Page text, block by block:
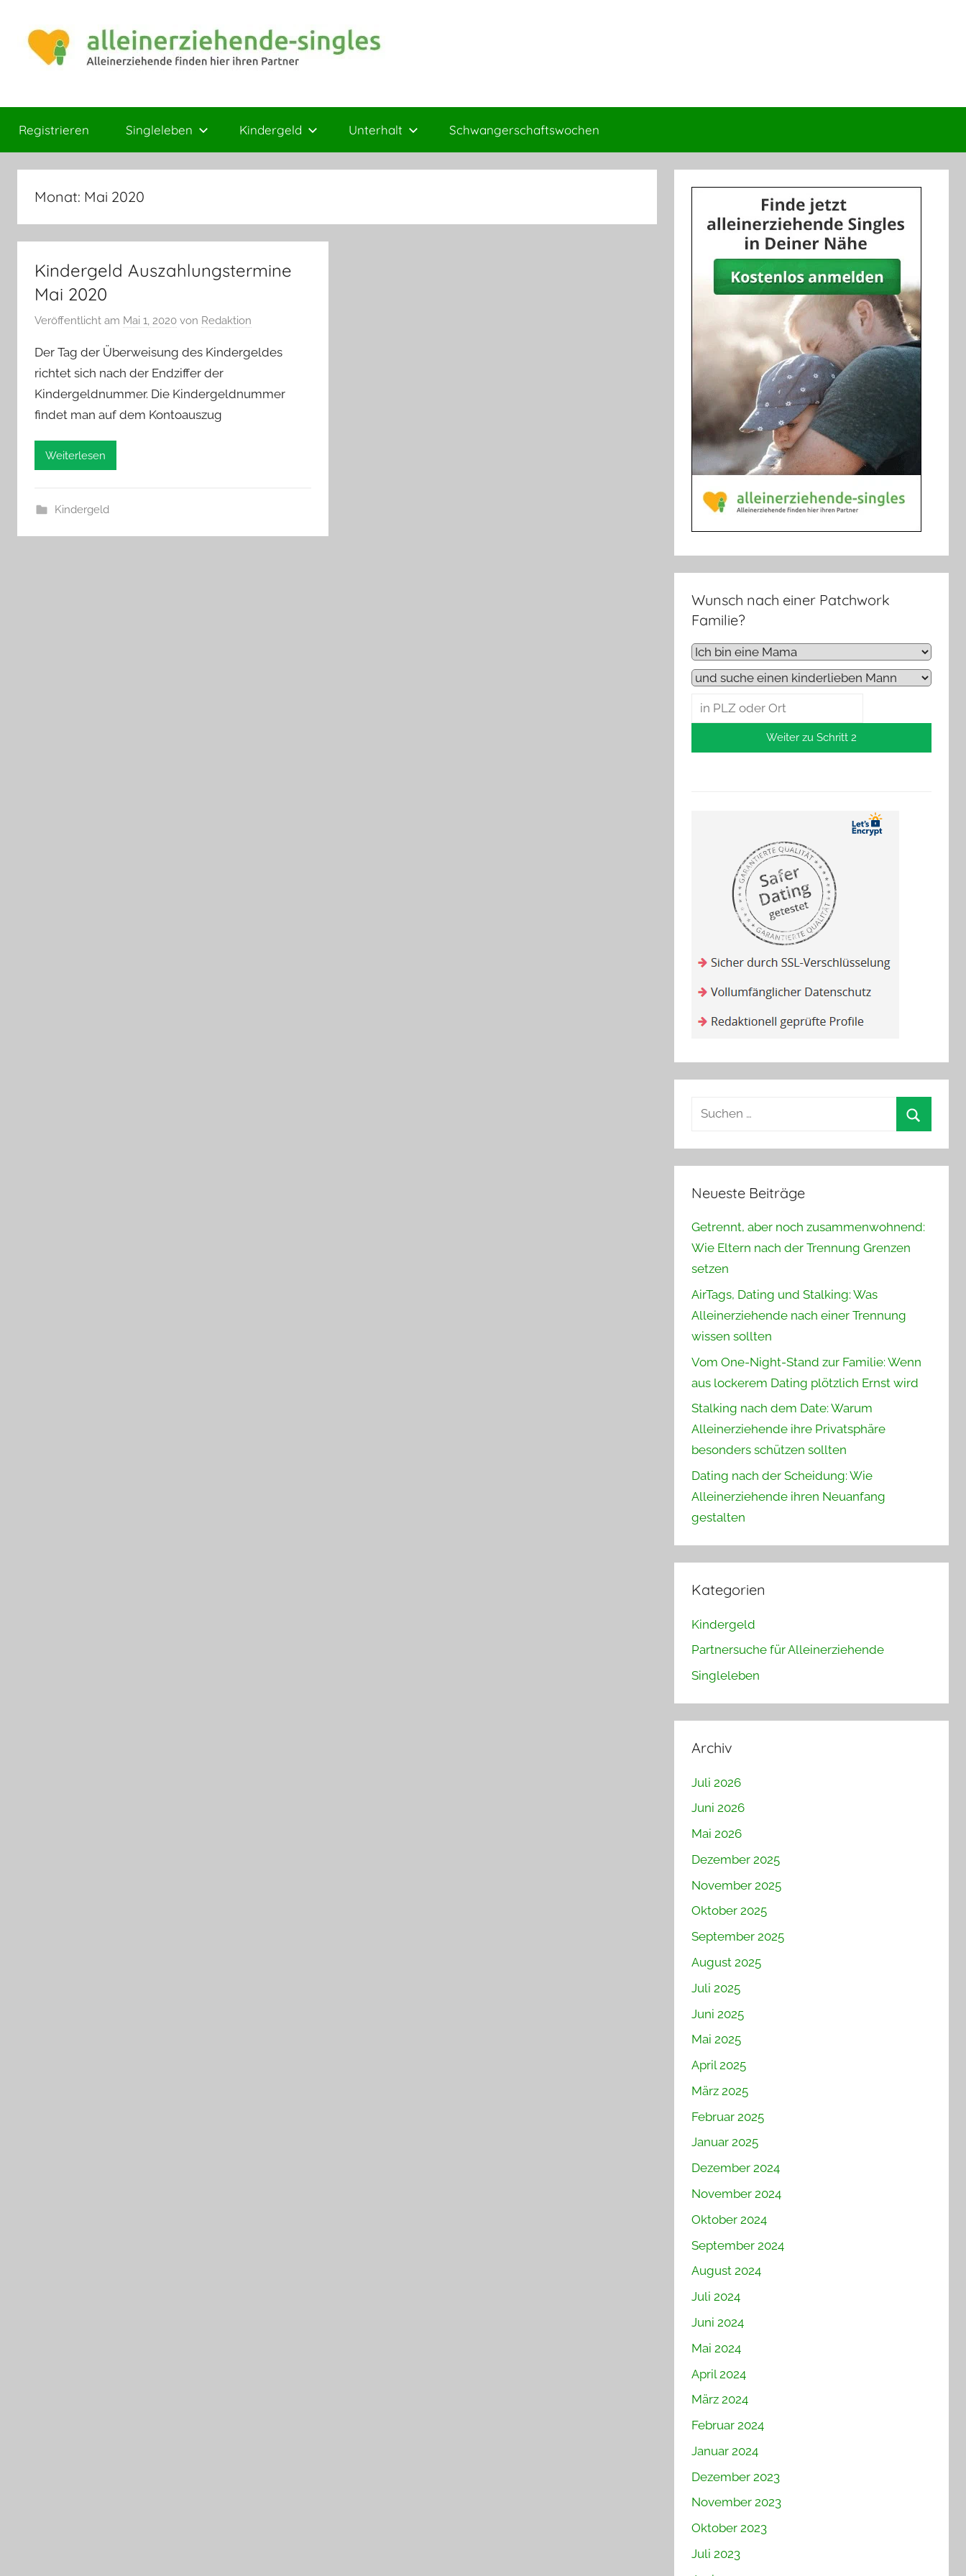
Inhalt
springen
Magazin
für
Mamas
Registrieren Singleleben Kindergeld Unterhalt Schwangerschaftswochen
Monat: Mai 2020
Kindergeld Auszahlungstermine
Mai 2020
Veröffentlicht am Mai 1, 2020 von Redaktion
Der Tag der Überweisung des Kindergeldes
richtet sich nach der Endziffer der
Kindergeldnummer. Die Kindergeldnummer
findet man auf dem Kontoauszug
Weiterlesen
Kindergeld
Wunsch nach einer Patchwork
Familie?
Suchen
Neueste Beiträge
Getrennt, aber noch zusammenwohnend:
Wie Eltern nach der Trennung Grenzen
setzen
AirTags, Dating und Stalking: Was
Alleinerziehende nach einer Trennung
wissen sollten
Vom One-Night-Stand zur Familie: Wenn
aus lockerem Dating plötzlich Ernst wird
Stalking nach dem Date: Warum
Alleinerziehende ihre Privatsphäre
besonders schützen sollten
Dating nach der Scheidung: Wie
Alleinerziehende ihren Neuanfang
gestalten
Kategorien
Kindergeld
Partnersuche für Alleinerziehende
Singleleben
Archiv
Juli 2026
Juni 2026
Mai 2026
Dezember 2025
November 2025
Oktober 2025
September 2025
August 2025
Juli 2025
Juni 2025
Mai 2025
April 2025
März 2025
Februar 2025
Januar 2025
Dezember 2024
November 2024
Oktober 2024
September 2024
August 2024
Juli 2024
Juni 2024
Mai 2024
April 2024
März 2024
Februar 2024
Januar 2024
Dezember 2023
November 2023
Oktober 2023
Juli 2023